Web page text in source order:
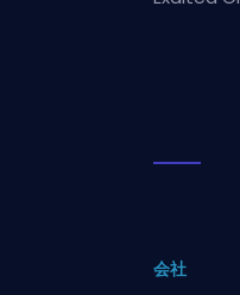
会社